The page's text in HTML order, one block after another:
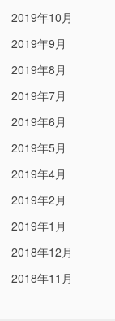
2019年10月
2019年9月
2019年8月
2019年7月
2019年6月
2019年5月
2019年4月
2019年2月
2019年1月
2018年12月
2018年11月